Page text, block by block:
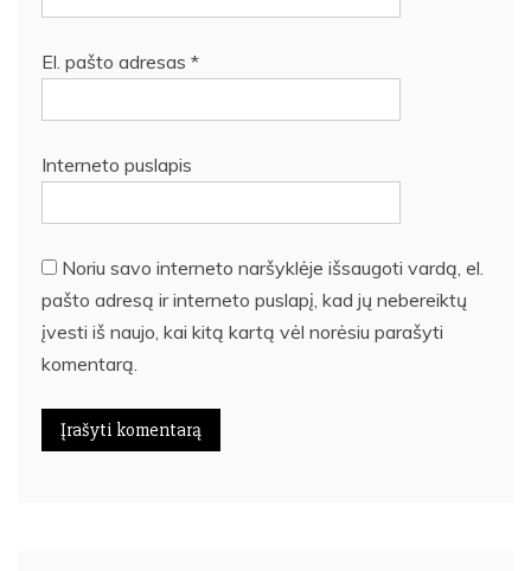
El. pašto adresas *
Interneto puslapis
Noriu savo interneto naršyklėje išsaugoti vardą, el.
pašto adresą ir interneto puslapį, kad jų nebereiktų
įvesti iš naujo, kai kitą kartą vėl norėsiu parašyti
komentarą.